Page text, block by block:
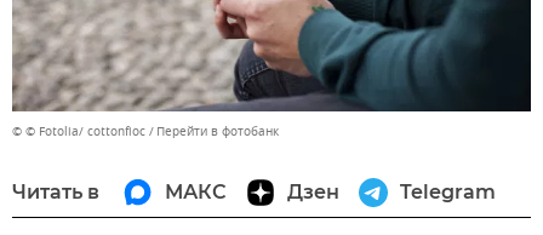
© © Fotolia/ cottonfioc Перейти в фотобанк
Читать в МАКС Дзен Telegram